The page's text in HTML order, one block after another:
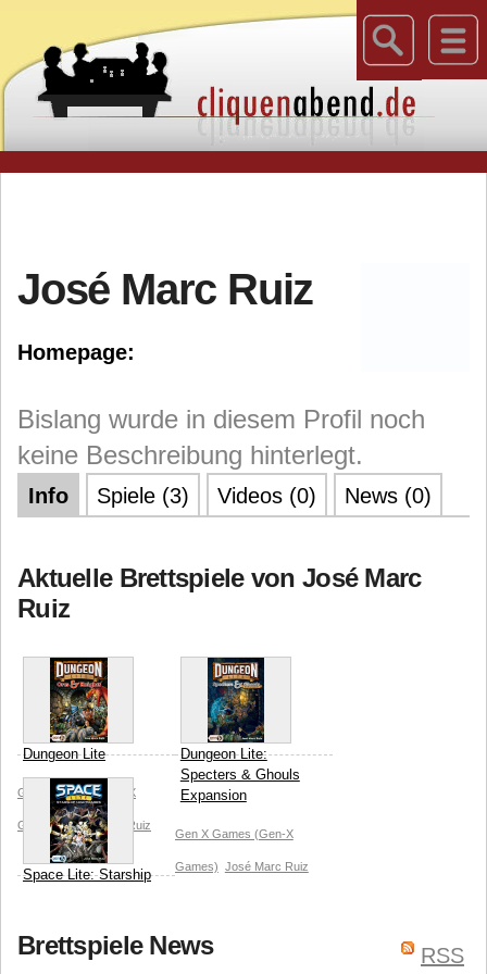
José Marc Ruiz
Homepage:
Bislang wurde in diesem Profil noch
keine Beschreibung hinterlegt.
Info Spiele (3) Videos (0) News (0)
Aktuelle Brettspiele von José Marc
Ruiz
Dungeon Lite
Gen X Games (Gen-X
Games) José Marc Ruiz
Dungeon Lite:
Specters & Ghouls
Expansion
Gen X Games (Gen-X
Games) José Marc Ruiz
Space Lite: Starship
Gen X Games (Gen-X
RSS
Brettspiele News